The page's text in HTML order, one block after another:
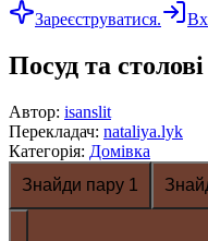
Зареєструватися.
Посуд та
Автор: isanslit
Перекладач: nataliya.lyk
Категорія: Домівка
Знайди пару 1